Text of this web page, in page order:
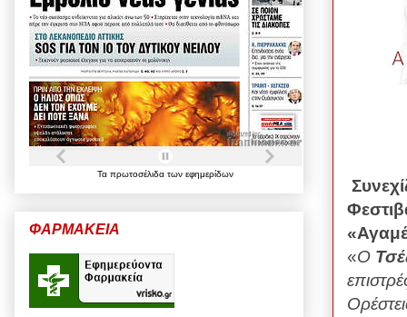
«Ο
Τα πρωτοσέλιδα των εφημερίδων
ΦΑΡΜΑΚΕΙΑ